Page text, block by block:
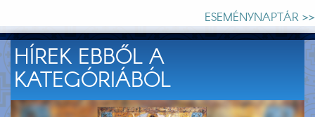
ESEMÉNYNAPTÁR >>
HÍREK EBBŐL A
KATEGÓRIÁBÓL